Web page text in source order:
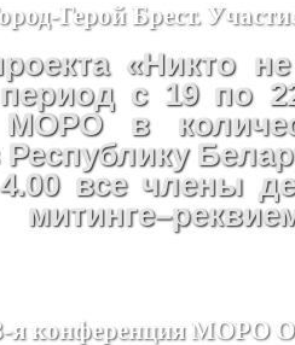
Герой Брест.
«Никто
с 19 по
МОРО в
все члены
3-я конференция